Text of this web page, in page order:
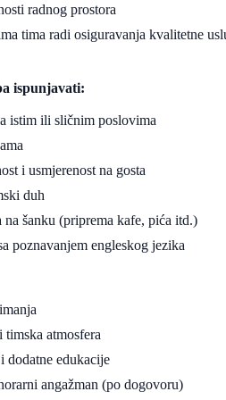
radnog prostora
tima radi osiguravanja kvalitetne
ispunjavati:
istim ili sličnim poslovima
i usmjerenost na gosta
duh
šanku (priprema kafe, pića itd.)
poznavanjem engleskog jezika
atmosfera
dodatne edukacije
angažman (po dogovoru)